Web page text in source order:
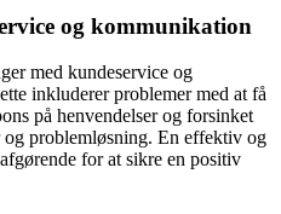
og kommunikation
med kundeservice og
inkluderer problemer med at få
på henvendelser og forsinket
problemløsning. En effektiv og
for at sikre en positiv